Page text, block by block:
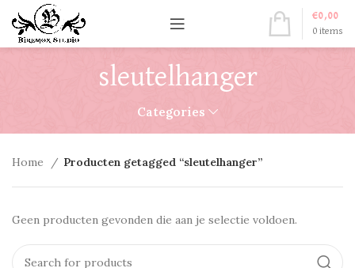
0 items
€0,00
sleutelhanger
Categories
Home Producten getagged “sleutelhanger”
Geen producten gevonden die aan je selectie voldoen.